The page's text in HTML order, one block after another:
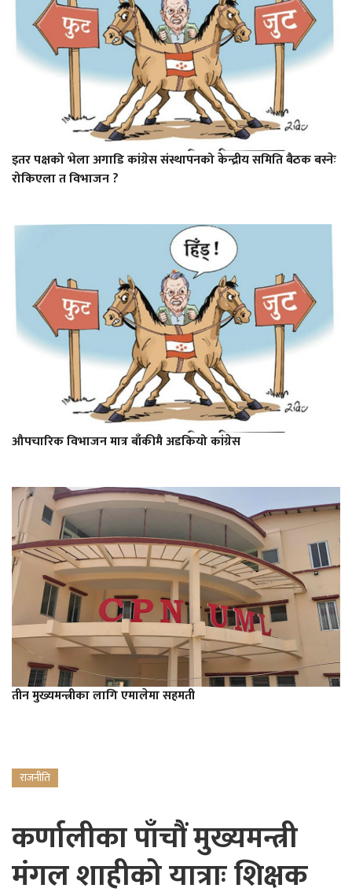
इतर पक्षको भेला अगाडि कांग्रेस संस्थापनको केन्द्रीय समिति बैठक बस्नेः
रोकिएला त विभाजन ?
औपचारिक विभाजन मात्र बाँकीमै अडकियो कांग्रेस
तीन मुख्यमन्त्रीका लागि एमालेमा सहमती
राजनीति
कर्णालीका पाँचौं मुख्यमन्त्री
मंगल शाहीको यात्राः शिक्षक